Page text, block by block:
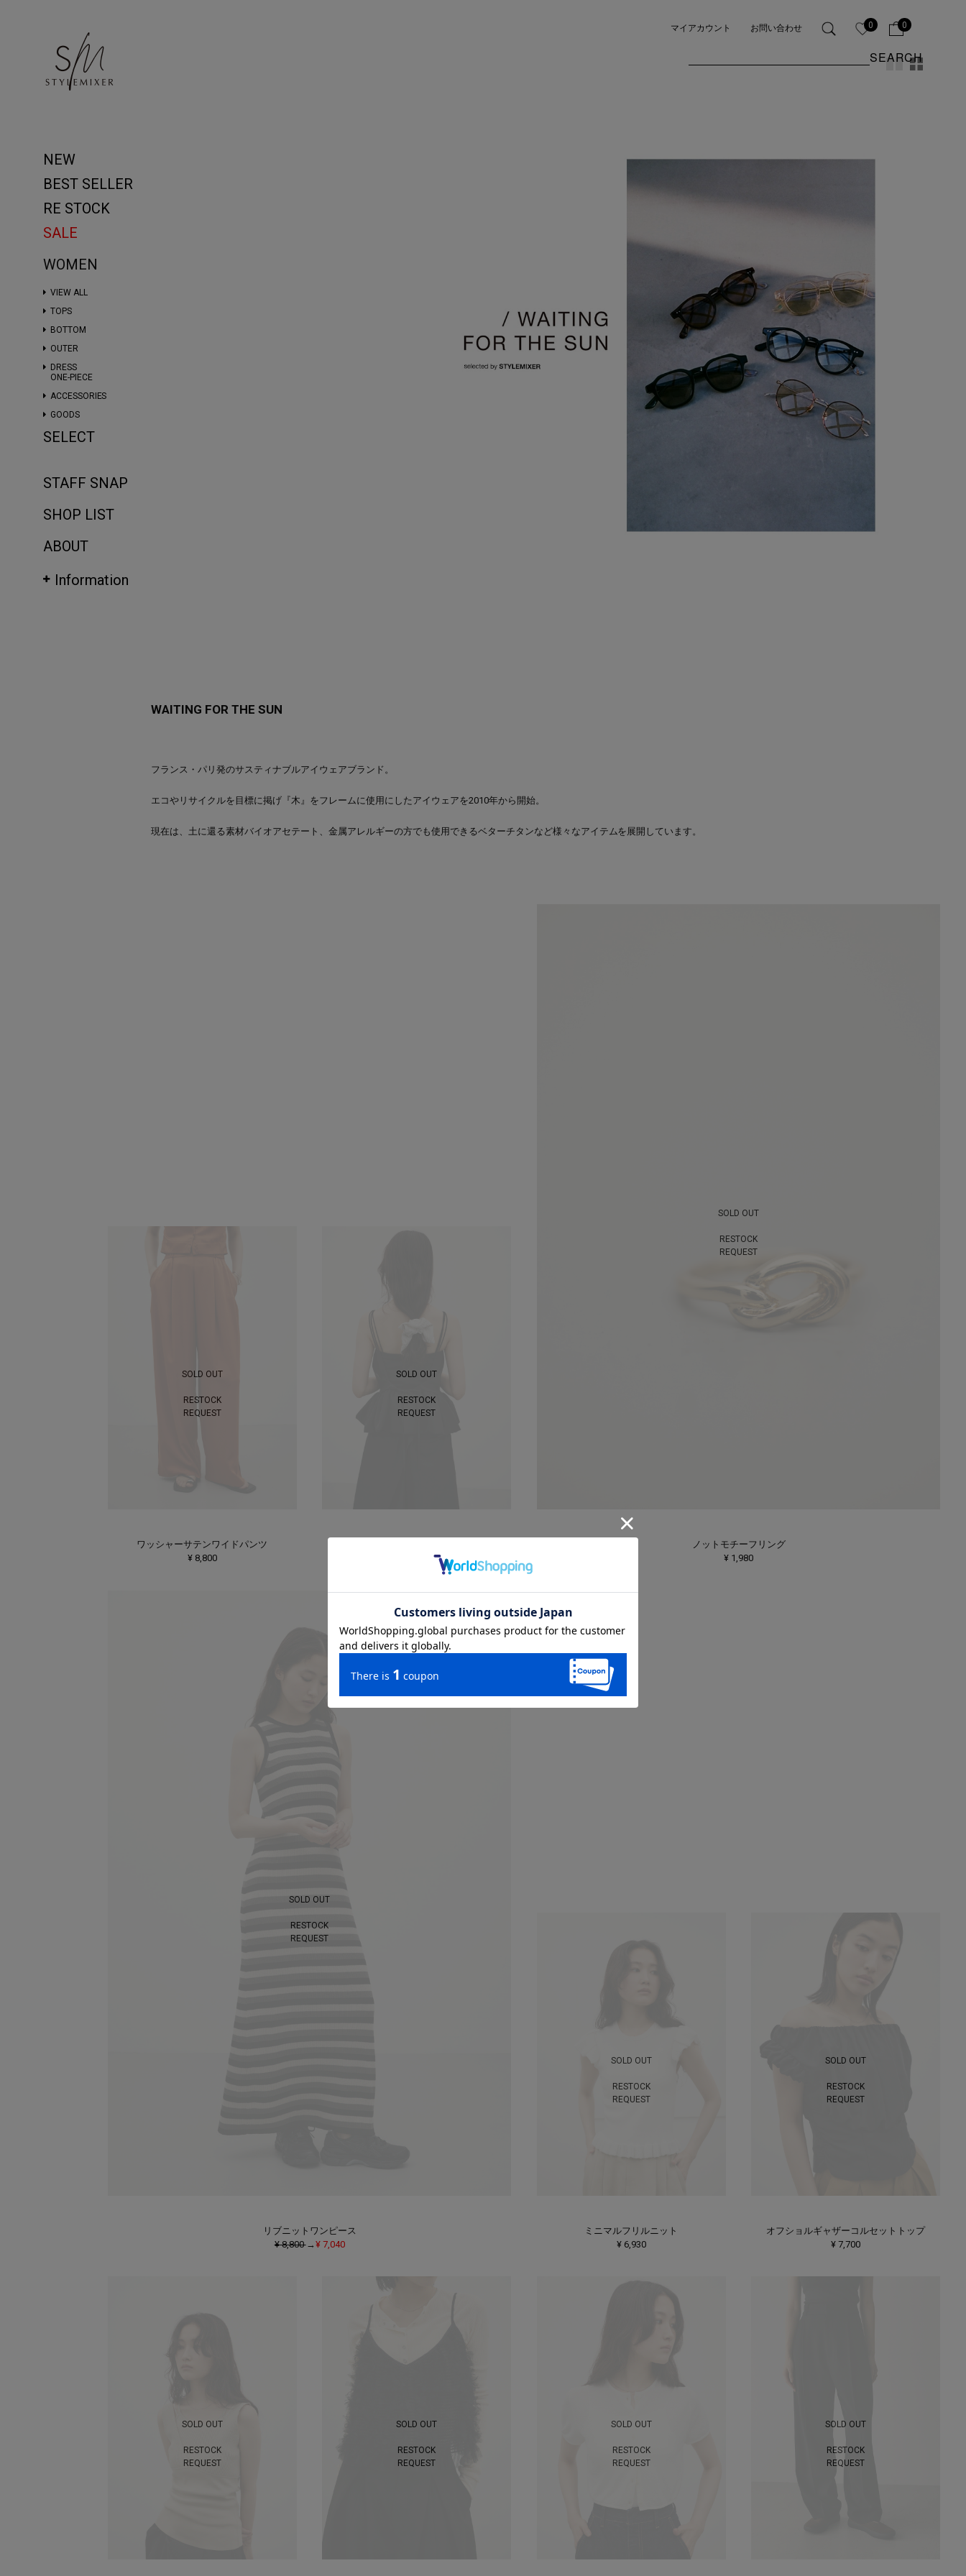
マイアカウント お問い合わせ 0 0
SEARCH
NEW
BEST SELLER
RE STOCK
SALE
WOMEN
VIEW ALL
TOPS
BOTTOM
OUTER
DRESS
ONE-PIECE
ACCESSORIES
GOODS
SELECT
STAFF SNAP
SHOP LIST
ABOUT
Information
WAITING FOR THE SUN
フランス・パリ発のサスティナブルアイウェアブランド。
エコやリサイクルを目標に掲げ『木』をフレームに使用にしたアイウェアを2010年から開始。
現在は、土に還る素材バイオアセテート、金属アレルギーの方でも使用できるベターチタンなど様々なアイテムを展開しています。
SOLD OUT
RESTOCK
REQUEST
ワッシャーサテンワイドパンツ
¥ 8,800
SOLD OUT
RESTOCK
REQUEST
SOLD OUT
RESTOCK
REQUEST
ノットモチーフリング
¥ 1,980
SOLD OUT
RESTOCK
REQUEST
リブニットワンピース
¥ 8,800→ ¥ 7,040
SOLD OUT
RESTOCK
REQUEST
ミニマルフリルニット
¥ 6,930
SOLD OUT
RESTOCK
REQUEST
オフショルギャザーコルセットトップ
¥ 7,700
SOLD OUT
RESTOCK
REQUEST
SOLD OUT
RESTOCK
REQUEST
SOLD OUT
RESTOCK
REQUEST
SOLD OUT
RESTOCK
REQUEST